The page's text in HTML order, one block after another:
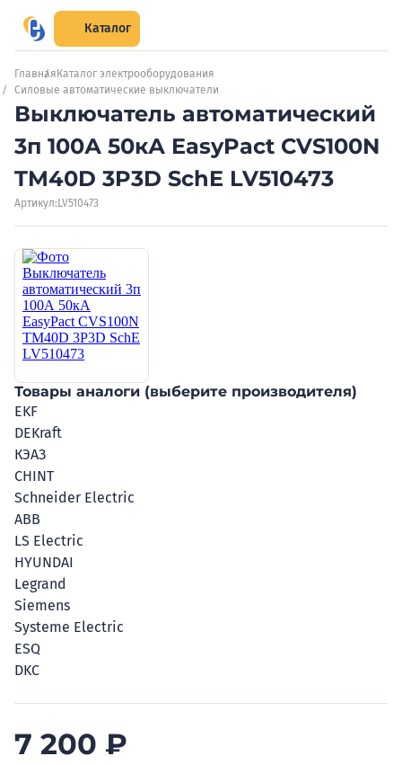
Каталог
Главная Каталог электрооборудования
Силовые автоматические выключатели
Выключатель автоматический
3п 100А 50кА EasyPact CVS100N
TM40D 3P3D SchE LV510473
Артикул: LV510473
Товары аналоги (выберите производителя)
EKF
DEKraft
КЭАЗ
CHINT
Schneider Electric
ABB
LS Electric
HYUNDAI
Legrand
Siemens
Systeme Electric
ESQ
DKC
7 200 ₽